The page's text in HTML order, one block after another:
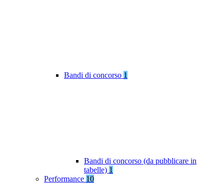
Bandi di concorso 1
Bandi di concorso (da pubblicare in
tabelle) 1
Performance 10